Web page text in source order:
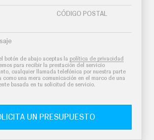
CÓDIGO POSTAL
botón de abajo aceptas la política de privacidad
para recibir la prestación del servicio
cualquier llamada telefónica por nuestra parte
como una mera comunicación en el marco de una
basada en tu solicitud de servicio.
UN PRESUPUESTO